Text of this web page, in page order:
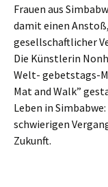
Frauen aus
damit einen
gesellschaftlicher
Die Künstlerin
Welt- gebetstags-
Mat and Walk”
Leben in
schwierigen
Zukunft.